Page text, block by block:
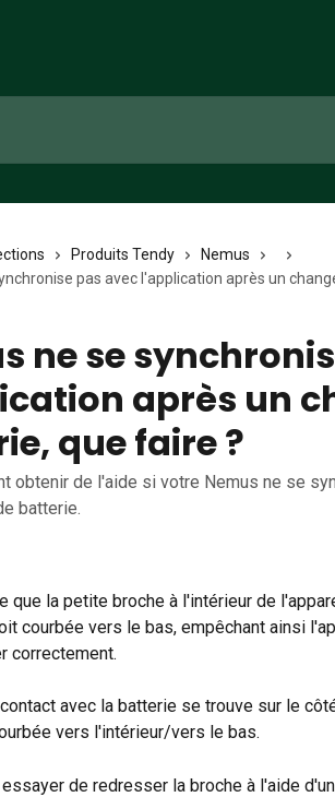
Produits Tendy
Nemus
pas avec l'application après un
ne se
après un
que faire ?
obtenir de l'aide si votre Nemus ne se
batterie.
que la petite broche à l'intérieur de
courbée vers le bas, empêchant ainsi
correctement.
contact avec la batterie se trouve sur le
vers l'intérieur/vers le bas.
de redresser la broche à l'aide